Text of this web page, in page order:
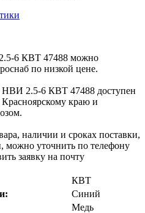
6 КВТ 47488 можно
по низкой цене.
2.5-6 КВТ 47488 доступен
Красноярскому краю и
наличии и сроках поставки,
можно уточнить по телефону
заявку на почту
КВТ
Синий
Медь